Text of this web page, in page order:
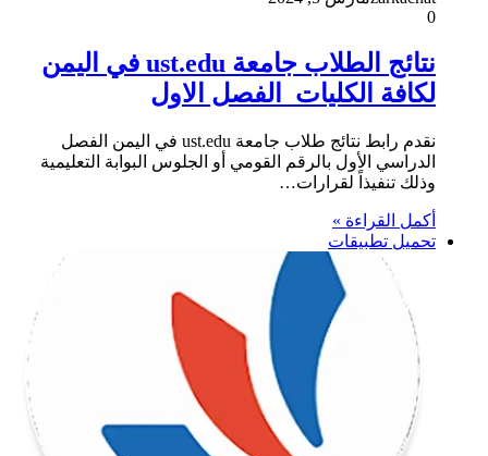
0
نتائج الطلاب جامعة ust.edu في اليمن
لكافة الكليات الفصل الاول
نقدم رابط نتائج طلاب جامعة ust.edu في اليمن الفصل
الدراسي الأول بالرقم القومي أو الجلوس البوابة التعليمية
وذلك تنفيذاً لقرارات…
أكمل القراءة »
تحميل تطبيقات